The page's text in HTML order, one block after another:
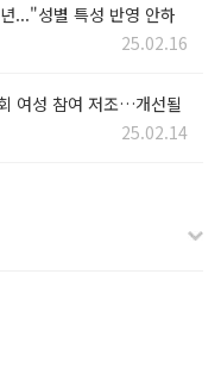
..."성별 특성 반영 안하
25.02.16
여성 참여 저조…개선될
25.02.14